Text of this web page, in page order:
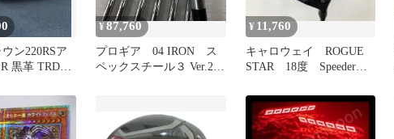
ウン220RSア
黒革 TRDエ
¥87,760
プロギア 04 IRON ス
ペックスチール３ Ver.2
¥ 11,760
キャロウェイ ROGUE
STAR 18度 Speeder
50 SRフレックス フェ
アウェイウッド 中古
【最短即日発送】